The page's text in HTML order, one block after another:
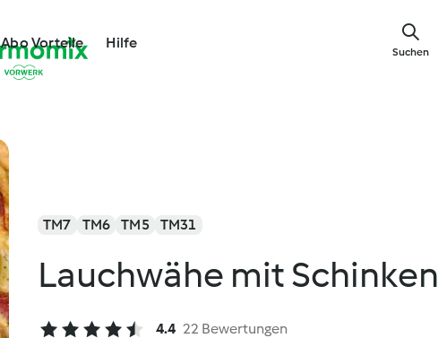
Abo Vorteile Hilfe
Suchen
TM7 TM6 TM5 TM31
Lauchwähe mit Schinken
4.4 22 Bewertungen